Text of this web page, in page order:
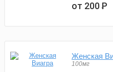
от 200Р
Женская
100мг